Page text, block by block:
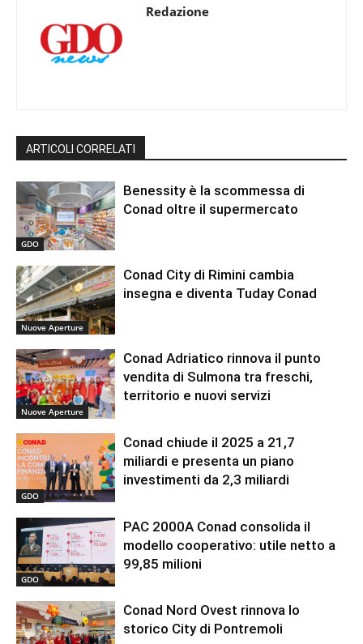
Redazione
ARTICOLI CORRELATI
GDO
Benessity è la scommessa di
Conad oltre il supermercato
Nuove Aperture
Conad City di Rimini cambia
insegna e diventa Tuday Conad
Nuove Aperture
Conad Adriatico rinnova il punto
vendita di Sulmona tra freschi,
territorio e nuovi servizi
GDO
Conad chiude il 2025 a 21,7
miliardi e presenta un piano
investimenti da 2,3 miliardi
GDO
PAC 2000A Conad consolida il
modello cooperativo: utile netto a
99,85 milioni
Conad Nord Ovest rinnova lo
storico City di Pontremoli